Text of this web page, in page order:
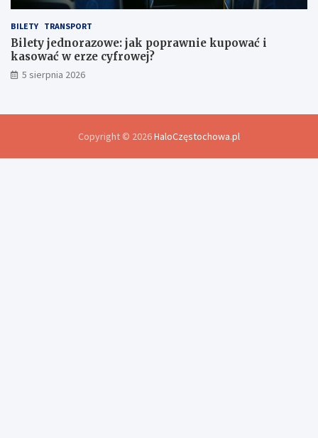
BILETY TRANSPORT
Bilety jednorazowe: jak poprawnie kupować i
kasować w erze cyfrowej?
5 sierpnia 2026
Copyright © 2026HaloCzęstochowa.pl